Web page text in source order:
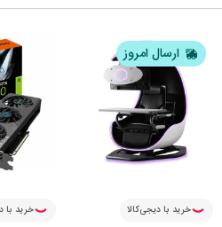
ارسال امروز
خرید با دیجی‌کالا خرید با